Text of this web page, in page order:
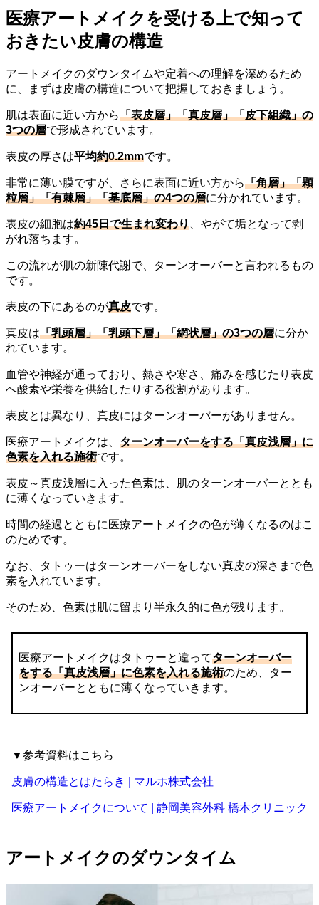
医療アートメイクを受ける上で知って
おきたい皮膚の構造
アートメイクのダウンタイムや定着への理解を深めるため
に、まずは皮膚の構造について把握しておきましょう。
肌は表面に近い方から「表皮層」「真皮層」「皮下組織」の
3つの層で形成されています。
表皮の厚さは平均約0.2mmです。
非常に薄い膜ですが、さらに表面に近い方から「角層」「顆
粒層」「有棘層」「基底層」の4つの層に分かれています。
表皮の細胞は約45日で生まれ変わり 、やがて垢となって剥
がれ落ちます。
この流れが肌の新陳代謝で、ターンオーバーと言われるもの
です。
表皮の下にあるのが真皮です。
真皮は「乳頭層」「乳頭下層」「網状層」の3つの層に分か
れています。
血管や神経が通っており、熱さや寒さ、痛みを感じたり表皮
へ酸素や栄養を供給したりする役割があります。
表皮とは異なり、真皮にはターンオーバーがありません。
医療アートメイクは、 ターンオーバーをする「真皮浅層」に
色素を入れる施術です。
表皮～真皮浅層に入った色素は、肌のターンオーバーととも
に薄くなっていきます。
時間の経過とともに医療アートメイクの色が薄くなるのはこ
のためです。
なお、タトゥーはターンオーバーをしない真皮の深さまで色
素を入れています。
そのため、色素は肌に留まり半永久的に色が残ります。
医療アートメイクはタトゥーと違ってターンオーバー
をする「真皮浅層」に色素を入れる施術のため、ター
ンオーバーとともに薄くなっていきます。
▼参考資料はこちら
皮膚の構造とはたらき | マルホ株式会社
医療アートメイクについて | 静岡美容外科 橋本クリニック
アートメイクのダウンタイム